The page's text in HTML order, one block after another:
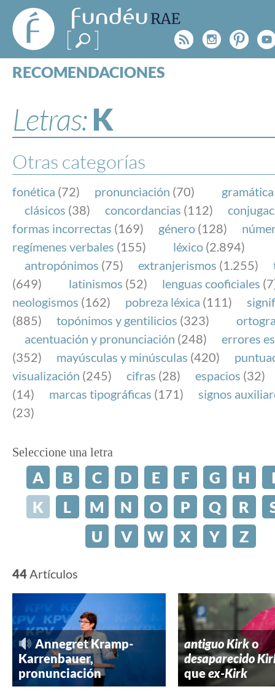
FundéuRAE
- Fundación
del Español
Urgente
Rss
RECOMENDACIONES
ESPECIALES
NOTICIAS
SOBRE LA FUNDÉURAE
FundéuRAE es una fundación patrocinada por la
y la Real Academia Española, cuyo objetivo es
el buen uso del español en los medios de
Internet.
Letras:K
Otras categorías
fonética (72) pronunciación (70) gramática
clásicos (38) concordancias (112)
formas incorrectas (169) género (128)
regímenes verbales (155) léxico (2.894)
antropónimos (75) extranjerismos (1.255)
(649)
latinismos (52) lenguas cooficiales
neologismos (162) pobreza léxica (111)
(885)
topónimos y gentilicios (323)
acentuación y pronunciación (248)
errores
(352)
mayúsculas y minúsculas (420)
visualización (245) cifras (28) espacios (32)
(14)
marcas tipográficas (171)
signos
(23)
Seleccione una letra
A B C D E F G H
K
L M N O P Q R
U
V W X Y Z
44Artículos
Annegret Kramp-
Karrenbauer,
pronunciación
antiguo Kirko
desaparecido
queex-Kirk